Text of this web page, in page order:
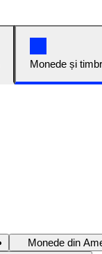
Monede și
Monede din